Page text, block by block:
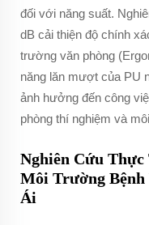
đối với năng suất.
dB cải thiện độ chính
trường văn phòng
năng lăn mượt của PU
ảnh hưởng đến công
phòng thí nghiệm và
Nghiên Cứu
Môi Trường Bệnh
Ái